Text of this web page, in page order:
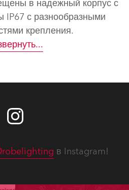
в надежный корпус с
IP67 с разнообразными
крепления.
...
в Instagram!